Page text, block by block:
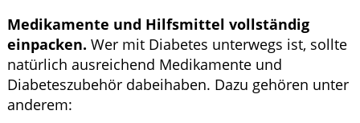
Medikamente und Hilfsmittel vollständig
einpacken. Wer mit Diabetes unterwegs ist, sollte
natürlich ausreichend Medikamente und
Diabeteszubehör dabeihaben. Dazu gehören unter
anderem: